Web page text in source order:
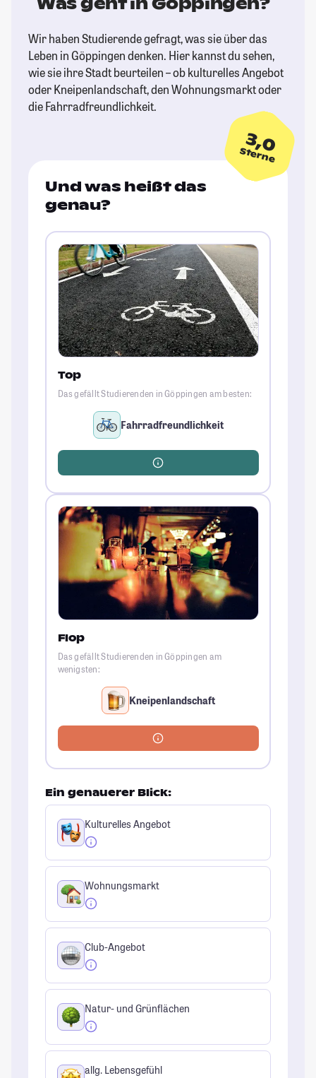
Wir haben Studierende gefragt, was sie über das
Leben in Göppingen denken. Hier kannst du sehen,
wie sie ihre Stadt beurteilen – ob kulturelles Angebot
oder Kneipenlandschaft, den Wohnungsmarkt oder
die Fahrradfreundlichkeit.
3,0
Sterne
Und was heißt das
genau?
Top
Das gefällt Studierenden in Göppingen am besten:
Fahrradfreundlichkeit
Flop
Das gefällt Studierenden in Göppingen am
wenigsten:
Kneipenlandschaft
Ein genauerer Blick:
Kulturelles Angebot
Wohnungsmarkt
Club-Angebot
Natur- und Grünflächen
allg. Lebensgefühl